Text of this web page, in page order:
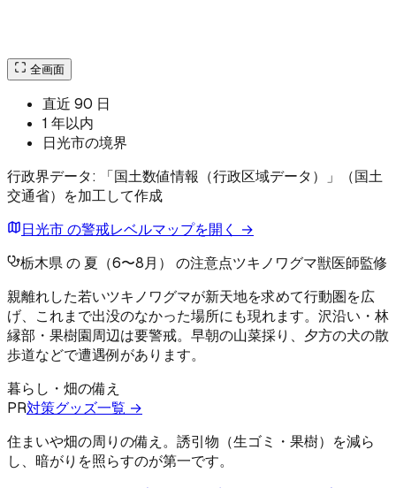
全画面
直近 90 日
1 年以内
日光市の境界
行政界データ: 「国土数値情報（行政区域データ）」（国土
交通省）を加工して作成
日光市 の警戒レベルマップを開く →
栃木県 の 夏（6〜8月） の注意点ツキノワグマ獣医師監修
親離れした若いツキノワグマが新天地を求めて行動圏を広
げ、これまで出没のなかった場所にも現れます。沢沿い・林
縁部・果樹園周辺は要警戒。早朝の山菜採り、夕方の犬の散
歩道などで遭遇例があります。
暮らし・畑の備え
PR対策グッズ一覧 →
住まいや畑の周りの備え。誘引物（生ゴミ・果樹）を減ら
し、暗がりを照らすのが第一です。